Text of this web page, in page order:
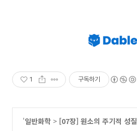
1 구독하기
'일반화학 > [07장] 원소의 주기적 성질